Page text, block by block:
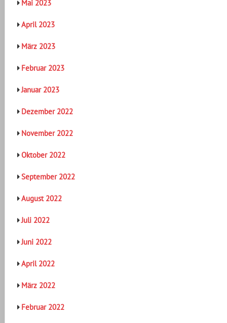
Mai 2023
April 2023
März 2023
Februar 2023
Januar 2023
Dezember 2022
November 2022
Oktober 2022
September 2022
August 2022
Juli 2022
Juni 2022
April 2022
März 2022
Februar 2022